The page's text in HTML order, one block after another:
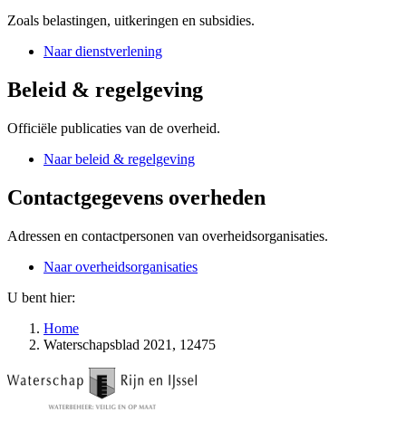
Zoals belastingen, uitkeringen en subsidies.
Naar dienstverlening
Beleid & regelgeving
Officiële publicaties van de overheid.
Naar beleid & regelgeving
Contactgegevens overheden
Adressen en contactpersonen van overheidsorganisaties.
Naar overheidsorganisaties
U bent hier:
Home
Waterschapsblad 2021, 12475